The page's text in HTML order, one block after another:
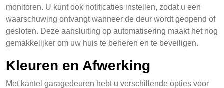
monitoren. U kunt ook notificaties instellen, zodat u een
waarschuwing ontvangt wanneer de deur wordt geopend of
gesloten. Deze aansluiting op automatisering maakt het nog
gemakkelijker om uw huis te beheren en te beveiligen.
Kleuren en Afwerking
Met kantel garagedeuren hebt u verschillende opties voor